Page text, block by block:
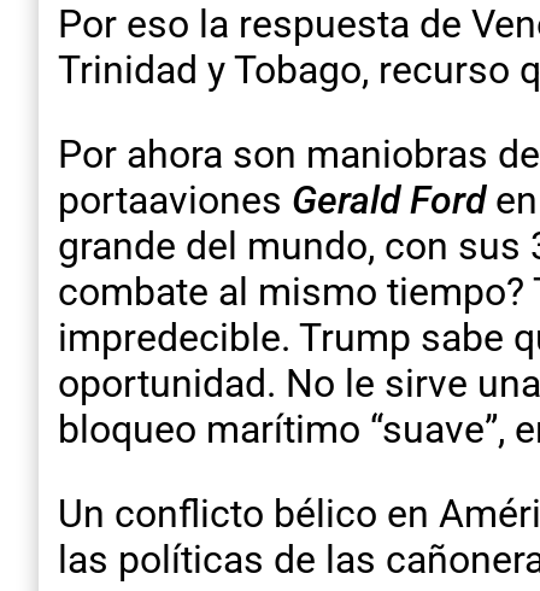
Por eso la respuesta de
Trinidad y Tobago, recurso
Por ahora son maniobras
portaaviones Gerald Forden
grande del mundo, con sus
combate al mismo tiempo?
impredecible. Trump sabe
oportunidad. No le sirve
bloqueo marítimo “suave”,
Un conflicto bélico en
las políticas de las